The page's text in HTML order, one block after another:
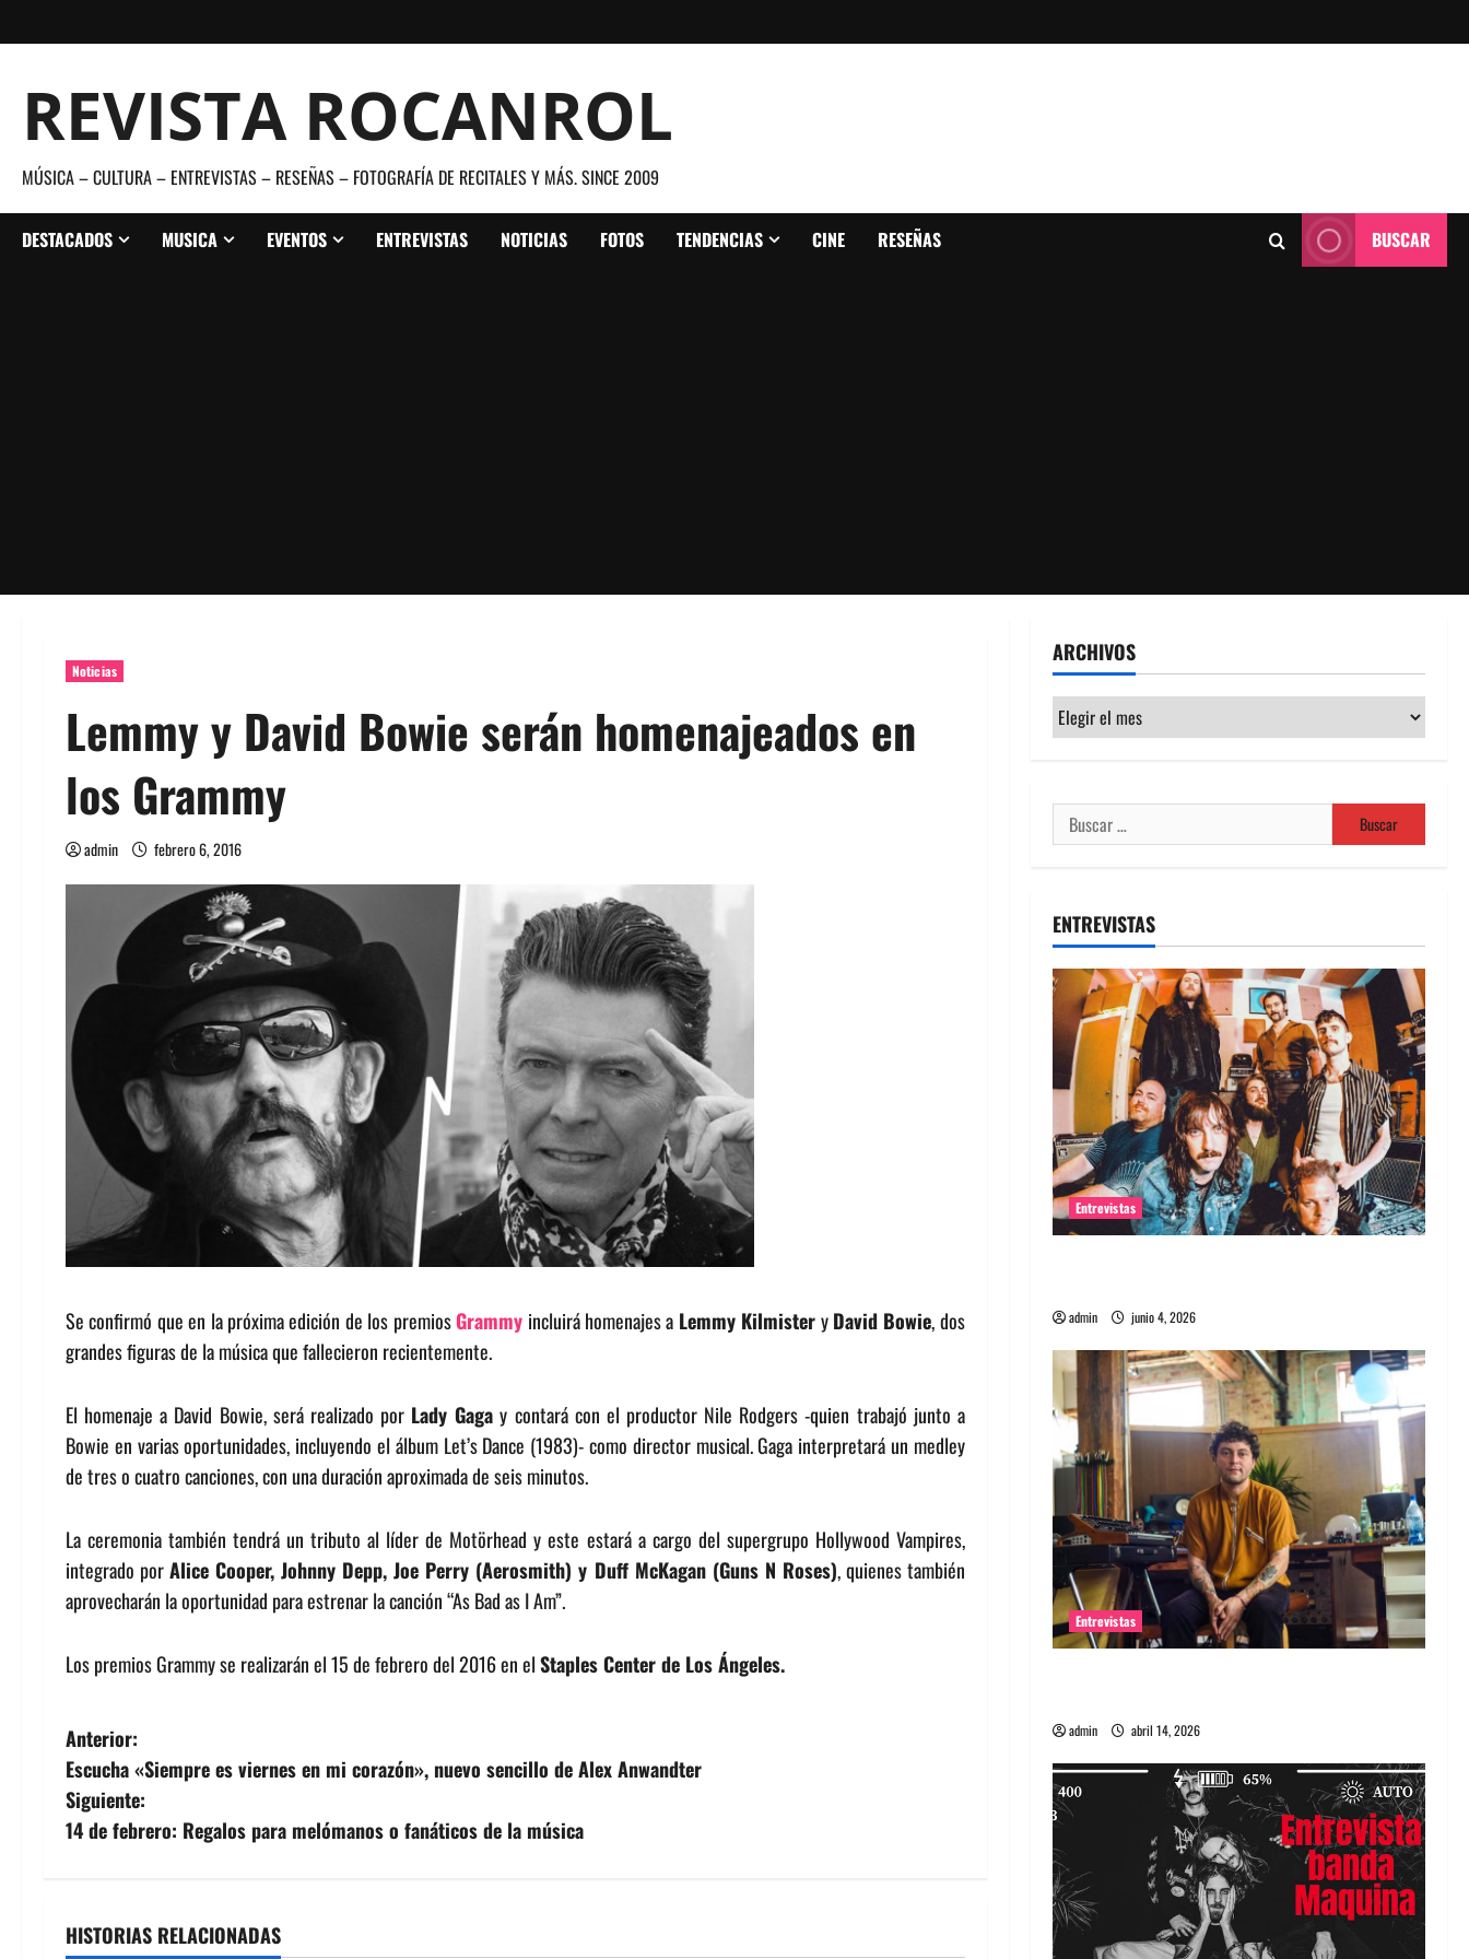
al
REVISTA ROCANROL
MÚSICA – CULTURA – ENTREVISTAS – RESEÑAS – FOTOGRAFÍA DE RECITALES Y MÁS. SINCE 2009
DESTACADOS MUSICA EVENTOS ENTREVISTAS NOTICIAS FOTOS TENDENCIAS CINE RESEÑAS BUSCAR
Noticias
Lemmy y David Bowie serán homenajeados en
los Grammy
admin febrero 6, 2016
Se confirmó que en la próxima edición de los premiosGrammy incluirá homenajes a Lemmy KilmisteryDavid Bowie, dos
grandes figuras de la música que fallecieron recientemente.
El homenaje a David Bowie, será realizado por Lady Gaga y contará con el productor Nile Rodgers -quien trabajó junto a
Bowie en varias oportunidades, incluyendo el álbum Let’s Dance (1983)- como director musical. Gaga interpretará un medley
de tres o cuatro canciones, con una duración aproximada de seis minutos.
La ceremonia también tendrá un tributo al líder de Motörhead y este estará a cargo del supergrupo Hollywood Vampires,
integrado porAlice Cooper, Johnny Depp, Joe Perry (Aerosmith) y Duff McKagan (Guns N Roses), quienes también
aprovecharán la oportunidad para estrenar la canción “As Bad as I Am”.
Los premios Grammy se realizarán el 15 de febrero del 2016 en elStaples Center de Los Ángeles.
N
a
v
g
Anterior:
Escucha «Siempre es viernes en mi corazón», nuevo sencillo de Alex Anwandter
Siguiente:
14 de febrero: Regalos para melómanos o fanáticos de la música
HISTORIAS RELACIONADAS
ARCHIVOS
Archivos
Buscar:
ENTREVISTAS
Entrevistas
admin junio 4, 2026
Entrevistas
admin abril 14, 2026